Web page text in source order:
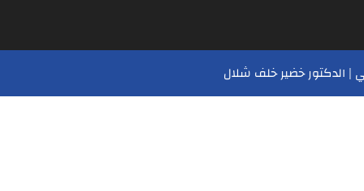
| الدكتور خضير خلف شلال